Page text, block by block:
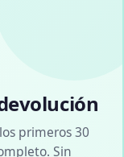
primeros 30
Sin